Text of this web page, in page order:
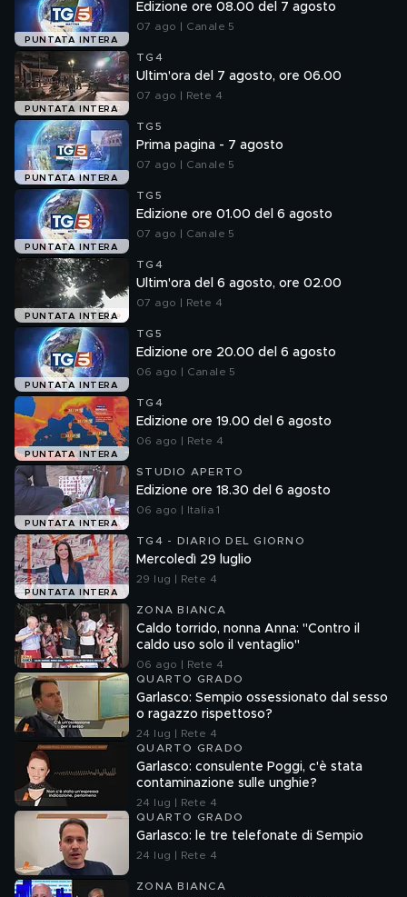
PUNTATA INTERA
Edizione ore 08.00 del 7 agosto
07 ago | Canale 5
PUNTATA INTERA
TG4
Ultim'ora del 7 agosto, ore 06.00
07 ago | Rete 4
PUNTATA INTERA
TG5
Prima pagina - 7 agosto
07 ago | Canale 5
PUNTATA INTERA
TG5
Edizione ore 01.00 del 6 agosto
07 ago | Canale 5
PUNTATA INTERA
TG4
Ultim'ora del 6 agosto, ore 02.00
07 ago | Rete 4
PUNTATA INTERA
TG5
Edizione ore 20.00 del 6 agosto
06 ago | Canale 5
PUNTATA INTERA
TG4
Edizione ore 19.00 del 6 agosto
06 ago | Rete 4
PUNTATA INTERA
STUDIO APERTO
Edizione ore 18.30 del 6 agosto
06 ago | Italia 1
PUNTATA INTERA
TG4 - DIARIO DEL GIORNO
Mercoledì 29 luglio
29 lug | Rete 4
ZONA BIANCA
Caldo torrido, nonna Anna: "Contro il
caldo uso solo il ventaglio"
06 ago | Rete 4
QUARTO GRADO
Garlasco: Sempio ossessionato dal sesso
o ragazzo rispettoso?
24 lug | Rete 4
QUARTO GRADO
Garlasco: consulente Poggi, c'è stata
contaminazione sulle unghie?
24 lug | Rete 4
QUARTO GRADO
Garlasco: le tre telefonate di Sempio
24 lug | Rete 4
ZONA BIANCA